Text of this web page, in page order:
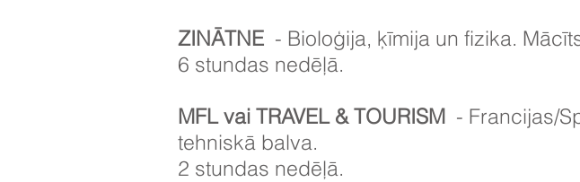
ZINĀTNE - Bioloģija, ķīmija un fizika.
6 stundas nedēļā.
MFL vai TRAVEL & TOURISM - Francijas/
tehniskā balva.
2 stundas nedēļā.